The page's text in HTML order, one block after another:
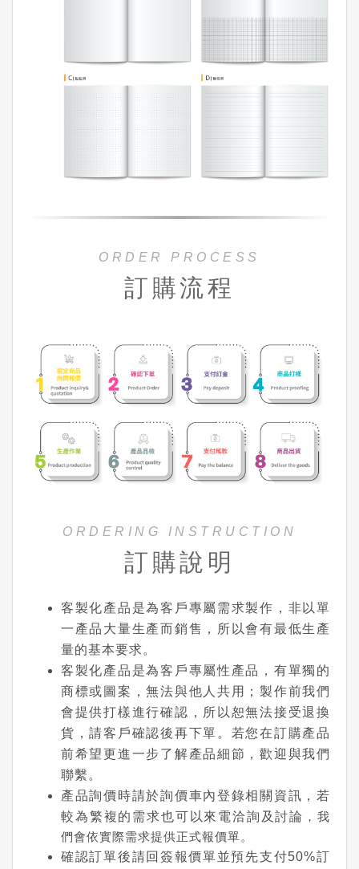
ORDER PROCESS
訂購流程
ORDERING INSTRUCTION
訂購說明
客製化產品是為客戶專屬需求製作，非以單
一產品大量生產而銷售，所以會有最低生產
量的基本要求。
客製化產品是為客戶專屬性產品，有單獨的
商標或圖案，無法與他人共用；製作前我們
會提供打樣進行確認，所以恕無法接受退換
貨，請客戶確認後再下單。若您在訂購產品
前希望更進一步了解產品細節，歡迎與我們
聯繫。
產品詢價時請於詢價車內登錄相關資訊，若
較為繁複的需求也可以來電洽詢及討論 ，我
們會依實際需求提供正式報價單。
確認訂單後請回簽報價單並預先支付50%訂